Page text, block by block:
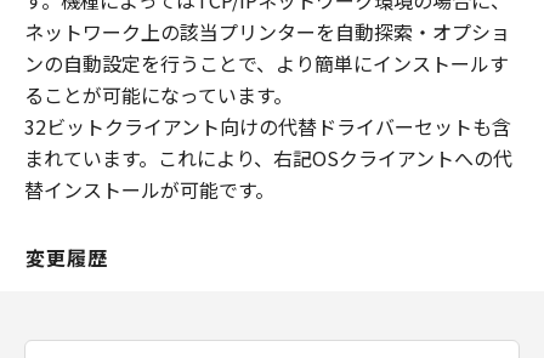
ネットワーク上の該当プリンターを自動探索・オプショ
ンの自動設定を行うことで、より簡単にインストールす
ることが可能になっています。
32ビットクライアント向けの代替ドライバーセットも含
まれています。これにより、右記OSクライアントへの代
替インストールが可能です。
変更履歴